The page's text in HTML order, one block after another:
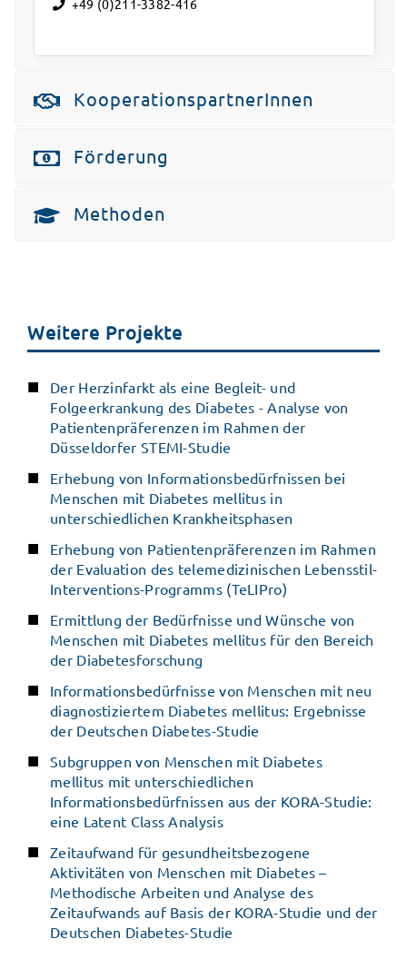
+49 (0)211-3382-416
KooperationspartnerInnen
Förderung
Methoden
Weitere Projekte
Der Herzinfarkt als eine Begleit- und
Folgeerkrankung des Diabetes - Analyse von
Patientenpräferenzen im Rahmen der
Düsseldorfer STEMI-Studie
Erhebung von Informationsbedürfnissen bei
Menschen mit Diabetes mellitus in
unterschiedlichen Krankheitsphasen
Erhebung von Patientenpräferenzen im Rahmen
der Evaluation des telemedizinischen Lebensstil-
Interventions-Programms (TeLIPro)
Ermittlung der Bedürfnisse und Wünsche von
Menschen mit Diabetes mellitus für den Bereich
der Diabetesforschung
Informationsbedürfnisse von Menschen mit neu
diagnostiziertem Diabetes mellitus: Ergebnisse
der Deutschen Diabetes-Studie
Subgruppen von Menschen mit Diabetes
mellitus mit unterschiedlichen
Informationsbedürfnissen aus der KORA-Studie:
eine Latent Class Analysis
Zeitaufwand für gesundheitsbezogene
Aktivitäten von Menschen mit Diabetes –
Methodische Arbeiten und Analyse des
Zeitaufwands auf Basis der KORA-Studie und der
Deutschen Diabetes-Studie